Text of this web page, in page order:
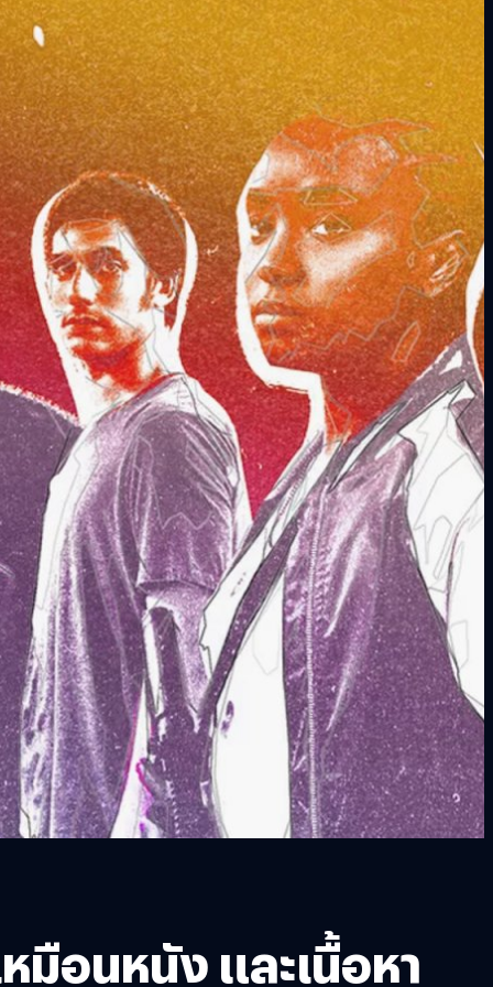
มือนหนัง และเนื้อหา